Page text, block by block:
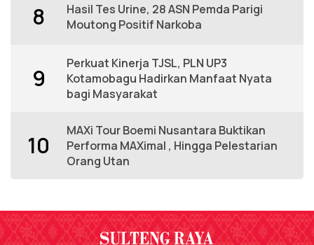
8
Hasil Tes Urine, 28 ASN Pemda Parigi
Moutong Positif Narkoba
9
Perkuat Kinerja TJSL, PLN UP3
Kotamobagu Hadirkan Manfaat Nyata
bagi Masyarakat
10
MAXi Tour Boemi Nusantara Buktikan
Performa MAXimal , Hingga Pelestarian
Orang Utan